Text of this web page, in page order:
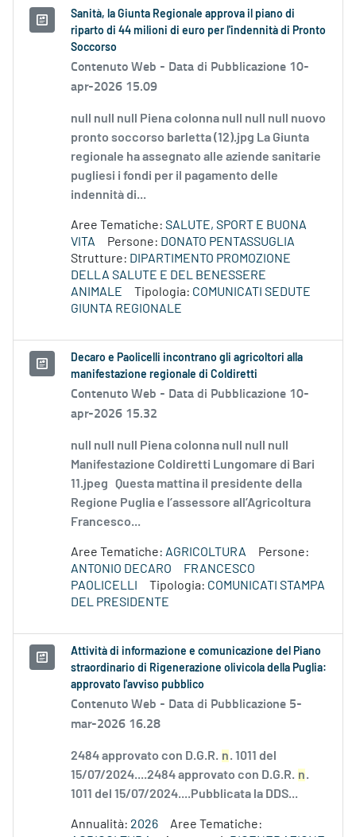
Sanità, la Giunta Regionale approva il piano di
riparto di 44 milioni di euro per l'indennità di Pronto
Soccorso
Contenuto Web - Data di Pubblicazione 10-
apr-2026 15.09
null null null Piena colonna null null null nuovo
pronto soccorso barletta (12).jpg La Giunta
regionale ha assegnato alle aziende sanitarie
pugliesi i fondi per il pagamento delle
indennità di...
Aree Tematiche: SALUTE, SPORT E BUONA
VITA
Persone: DONATO PENTASSUGLIA
Strutture: DIPARTIMENTO PROMOZIONE
DELLA SALUTE E DEL BENESSERE
ANIMALE
Tipologia: COMUNICATI SEDUTE
GIUNTA REGIONALE
Decaro e Paolicelli incontrano gli agricoltori alla
manifestazione regionale di Coldiretti
Contenuto Web - Data di Pubblicazione 10-
apr-2026 15.32
null null null Piena colonna null null null
Manifestazione Coldiretti Lungomare di Bari
11.jpeg Questa mattina il presidente della
Regione Puglia e l’assessore all’Agricoltura
Francesco...
Aree Tematiche: AGRICOLTURA
Persone:
ANTONIO DECARO
FRANCESCO
PAOLICELLI
Tipologia: COMUNICATI STAMPA
DEL PRESIDENTE
Attività di informazione e comunicazione del Piano
straordinario di Rigenerazione olivicola della Puglia:
approvato l'avviso pubblico
Contenuto Web - Data di Pubblicazione 5-
mar-2026 16.28
2484 approvato con D.G.R. n. 1011 del
15/07/2024....2484 approvato con D.G.R. n.
1011 del 15/07/2024....Pubblicata la DDS...
Annualità: 2026
Aree Tematiche: